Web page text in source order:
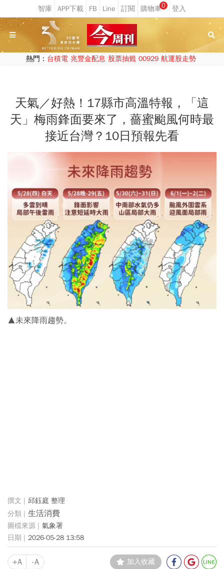
0
熱門： 台積電 兆豐金配息 股票抽籤 00929 航運股走勢
天氣／好熱！17縣市高溫特報，「這
天」梅雨鋒面要來了，薔蜜颱風何時最
接近台灣？10日預報先看
▲未來降雨趨勢。
邱鈺庭 整理
生活消費
氣象署
2026-05-28 13:58
+A -A 加入收藏